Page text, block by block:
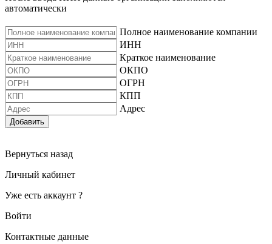
автоматически
Полное наименование компании
ИНН
Краткое наименование
ОКПО
ОГРН
КПП
Адрес
Добавить
Вернуться назад
Личный кабинет
Уже есть аккаунт ?
Войти
Контактные данные